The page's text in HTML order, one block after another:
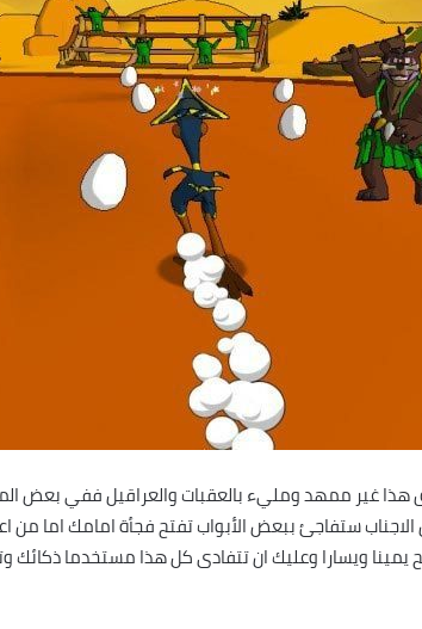
هذا غير ممهد ومليء بالعقبات والعراقيل ففي بعض
ستفاجئ ببعض الأبواب تفتح فجأة امامك اما من
يمينا ويسارا وعليك ان تتفادى كل هذا مستخدما